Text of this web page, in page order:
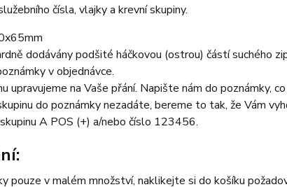
čísla, vlajky a krevní skupiny.
dodávány podšité háčkovou (ostrou) částí suchého
v objednávce.
upravujeme na Vaše přání. Napište nám do poznámky,
do poznámky nezadáte, bereme to tak, že Vám
A POS (+) a/nebo číslo 123456.
pouze v malém množství, naklikejte si do košíku